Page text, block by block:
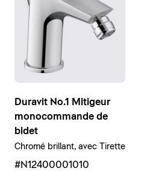
Duravit No.1 Mitigeur
monocommande de
bidet
Chromé brillant, avec Tirette
#N12400001010